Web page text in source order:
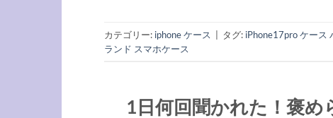
カテゴリー: iphone ケース タグ: iPhone17pro ケース
ランド スマホケース
1日何回聞かれた！褒